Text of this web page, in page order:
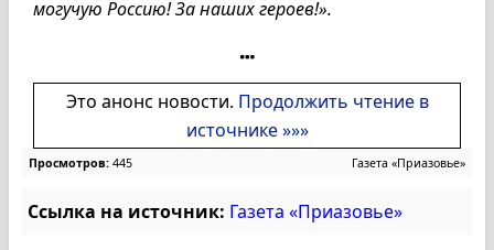
могучую Россию! За наших героев!».
Это анонс новости. Продолжить чтение в
источнике »»»
Просмотров: 445 Газета «Приазовье»
Ссылка на источник: Газета «Приазовье»